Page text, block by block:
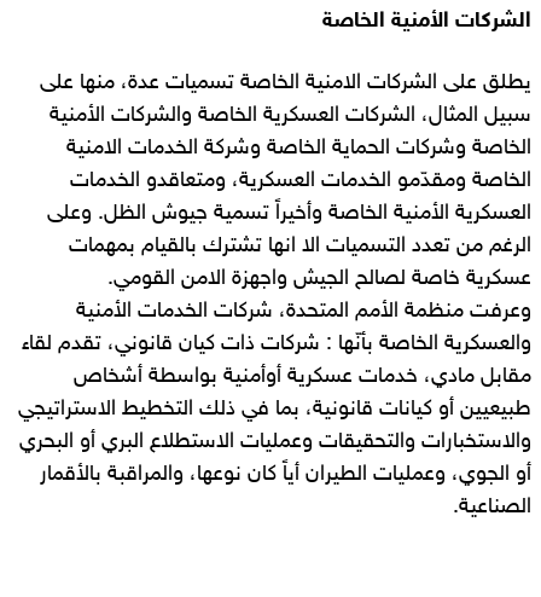
الشركات الأمنية الخاصة
يطلق على الشركات الامنية الخاصة تسميات عدة، منها على
سبيل المثال، الشركات العسكرية الخاصة والشركات الأمنية
الخاصة وشركات الحماية الخاصة وشركة الخدمات الامنية
الخاصة ومقدّمو الخدمات العسكرية، ومتعاقدو الخدمات
العسكرية الأمنية الخاصة وأخيراً تسمية جيوش الظل. وعلى
الرغم من تعدد التسميات الا انها تشترك بالقيام بمهمات
عسكرية خاصة لصالح الجيش واجهزة الامن القومي.
وعرفت منظمة الأمم المتحدة، شركات الخدمات الأمنية
والعسكرية الخاصة بأنّها : شركات ذات كيان قانوني، تقدم لقاء
مقابل مادي، خدمات عسكرية أوأمنية بواسطة أشخاص
طبيعيين أو كيانات قانونية، بما في ذلك التخطيط الاستراتيجي
والاستخبارات والتحقيقات وعمليات الاستطلاع البري أو البحري
أو الجوي، وعمليات الطيران أياً كان نوعها، والمراقبة بالأقمار
الصناعية.